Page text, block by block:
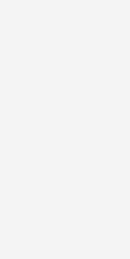
Küchen
aus der
PE-
knapp 30 l
von
über bis zu 5 m
ist nicht